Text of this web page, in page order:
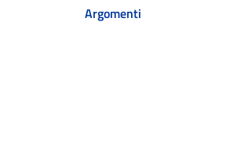
Argomenti